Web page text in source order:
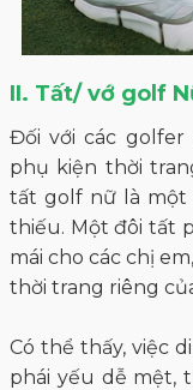
II. Tất/ vớ golf
Đối với các golfer
phụ kiện thời
tất golf nữlà một
thiếu. Một đôi tất
mái cho các chị
thời trang riêng
Có thể thấy, việc
phái yếu dễ mệt,